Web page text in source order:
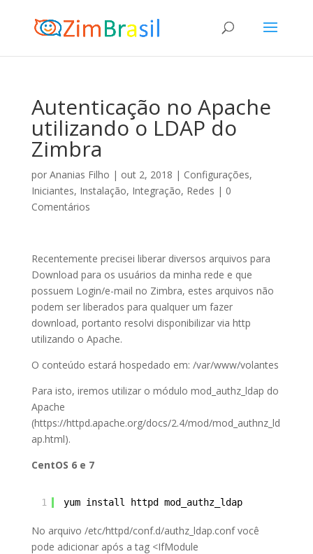
Autenticação no Apache
utilizando o LDAP do
Zimbra
por Ananias Filho | out 2, 2018 | Configurações,
Iniciantes, Instalação, Integração, Redes | 0
Comentários
Recentemente precisei liberar diversos arquivos para
Download para os usuários da minha rede e que
possuem Login/e-mail no Zimbra, estes arquivos não
podem ser liberados para qualquer um fazer
download, portanto resolvi disponibilizar via http
utilizando o Apache.
O conteúdo estará hospedado em: /var/www/volantes
Para isto, iremos utilizar o módulo mod_authz_ldap do
Apache
(https://httpd.apache.org/docs/2.4/mod/mod_authnz_ld
ap.html).
CentOS 6 e 7
1 yum install httpd mod_authz_ldap
No arquivo /etc/httpd/conf.d/authz_ldap.conf você
pode adicionar após a tag <IfModule